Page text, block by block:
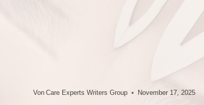
Von Care Experts Writers Group November 17, 2025